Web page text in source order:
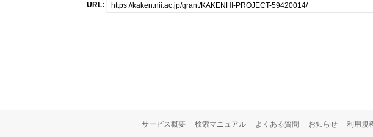
URL:
サービス概要 検索マニュアル よくある質問 お知らせ 利用規